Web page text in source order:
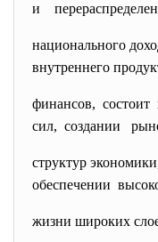
и
национального
внутреннего
финансов, состоит
сил, создании
структур
обеспечении
жизни широких